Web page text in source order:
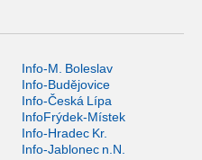
Info-M. Boleslav
Info-Budějovice
Info-Česká Lípa
InfoFrýdek-Místek
Info-Hradec Kr.
Info-Jablonec n.N.